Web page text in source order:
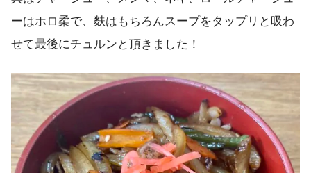
ーはホロ柔で、麩はもちろんスープをタップリと吸わ
せて最後にチュルンと頂きました！